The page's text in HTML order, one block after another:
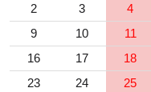
2
3 4
9
10 11
16
17 18
23
24 25